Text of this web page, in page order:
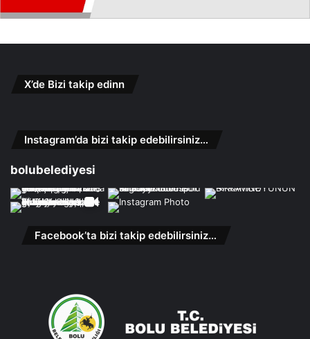
X’de Bizi takip edinn
Instagram’da bizi takip edebilirsiniz…
bolubelediyesi
Facebook’ta bizi takip edebilirsiniz…